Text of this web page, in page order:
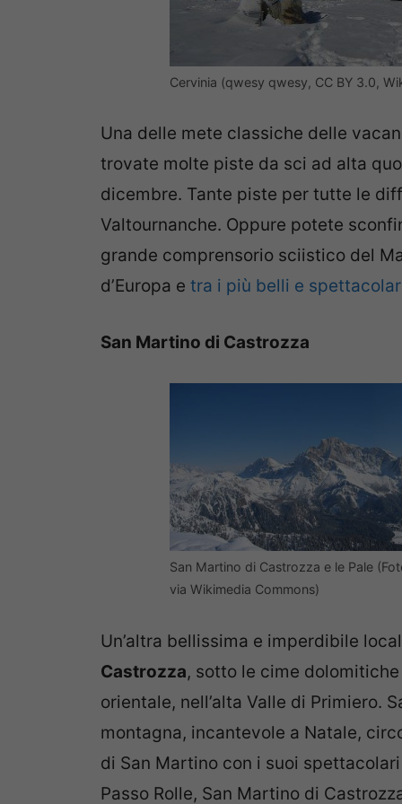
Cervinia (qwesy qwesy, CC BY 3.0,
Una delle mete classiche delle
trovate molte piste da sci ad alta
dicembre. Tante piste per tutte le
Valtournanche. Oppure potete
grande comprensorio sciistico del
d’Europa e tra i più belli e
San Martino di Castrozza
San Martino di Castrozza e le Pale
via Wikimedia Commons)
Un’altra bellissima e imperdibile
Castrozza, sotto le cime
orientale, nell’alta Valle di Primiero.
montagna, incantevole a Natale,
di San Martino con i suoi
Passo Rolle, San Martino di